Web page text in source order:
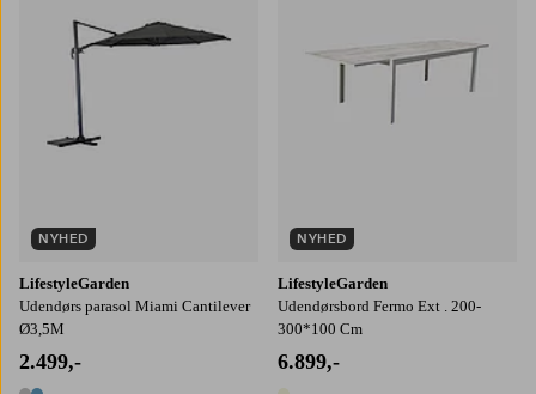
LifestyleGarden
Udendørs parasol Miami Cantilever
Ø3,5M
2.499,-
NYHED
LifestyleGarden
Udendørsbord Fermo Ext . 200-
300*100 Cm
6.899,-
NYHED